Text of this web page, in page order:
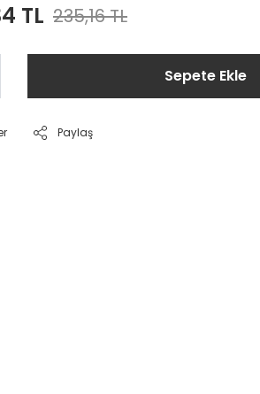
TL 235,16 TL
Sepete Ekle
Paylaş